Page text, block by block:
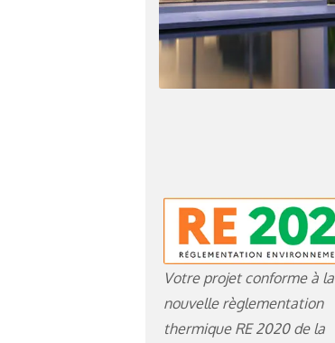
Votre projet conforme à la
nouvelle règlementation
thermique RE 2020 de la